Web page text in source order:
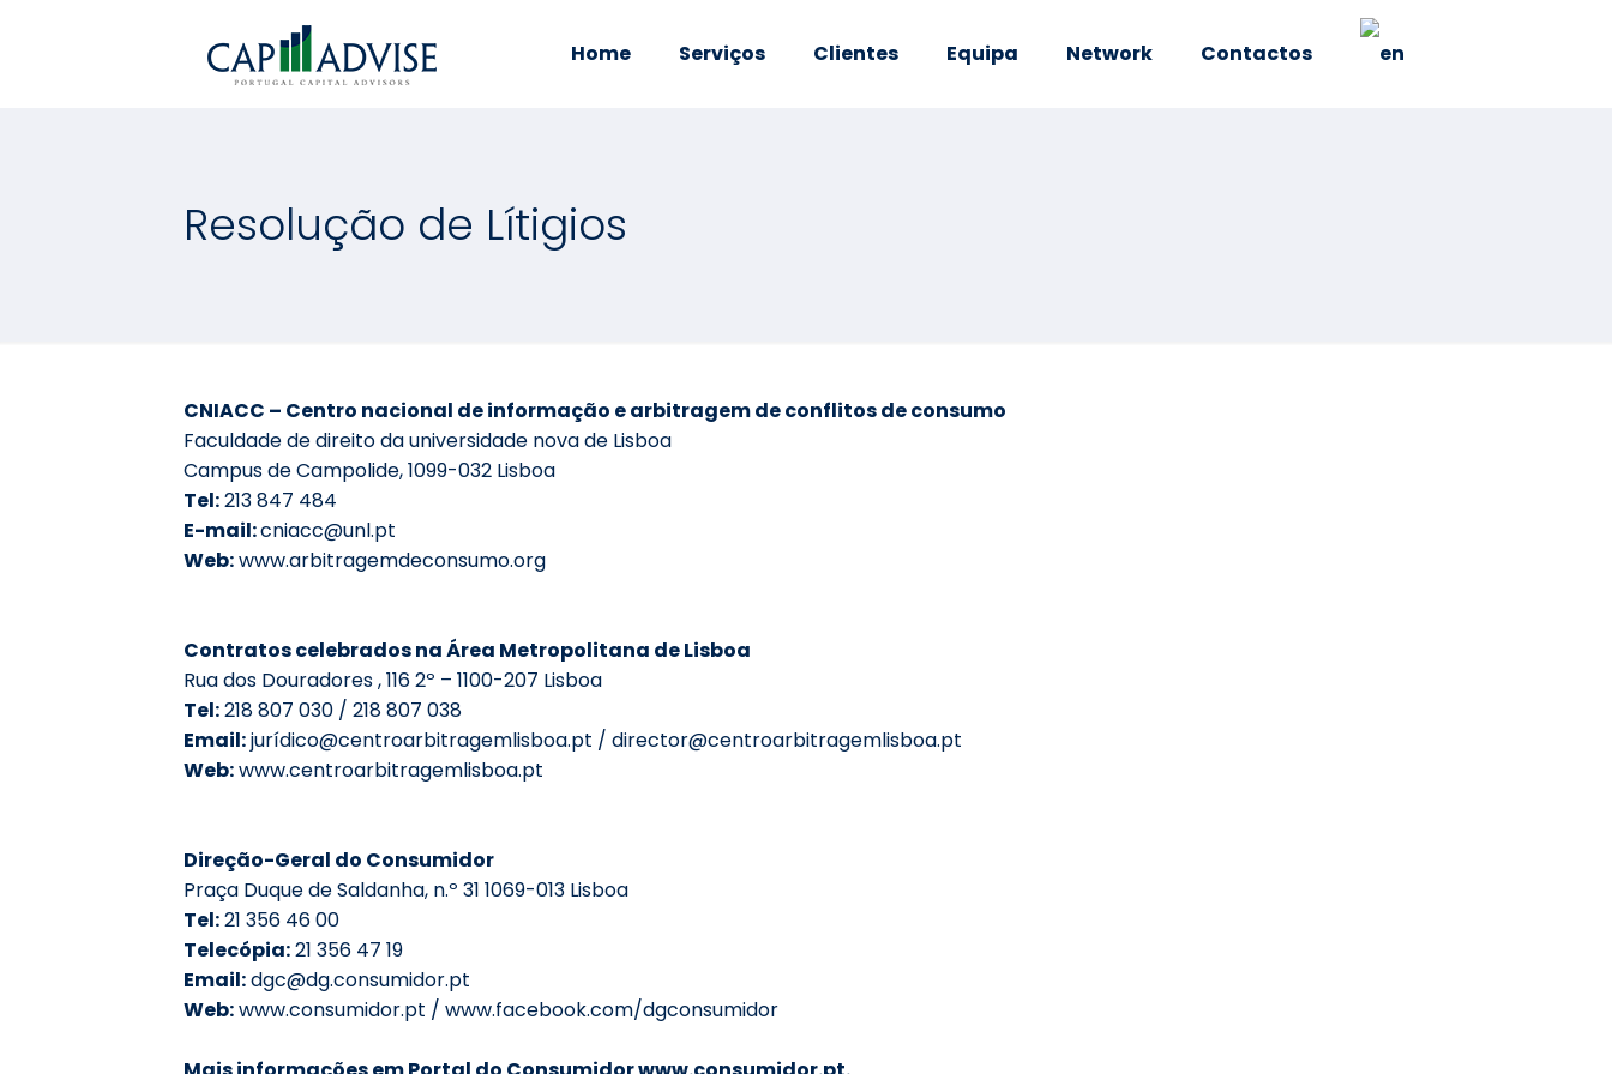
Home Serviços Clientes Equipa Network Contactos
Resolução de Lítigios
CNIACC – Centro nacional de informação e arbitragem de conflitos de consumo
Faculdade de direito da universidade nova de Lisboa
Campus de Campolide, 1099-032 Lisboa
Tel:213 847 484
E-mail:cniacc@unl.pt
Web:www.arbitragemdeconsumo.org
Contratos celebrados na Área Metropolitana de Lisboa
Rua dos Douradores , 116 2º – 1100-207 Lisboa
Tel:218 807 030 / 218 807 038
Email:jurídico@centroarbitragemlisboa.pt / director@centroarbitragemlisboa.pt
Web:www.centroarbitragemlisboa.pt
Direção-Geral do Consumidor
Praça Duque de Saldanha, n.º 31 1069-013 Lisboa
Tel:21 356 46 00
Telecópia:21 356 47 19
Email:dgc@dg.consumidor.pt
Web:www.consumidor.pt / www.facebook.com/dgconsumidor